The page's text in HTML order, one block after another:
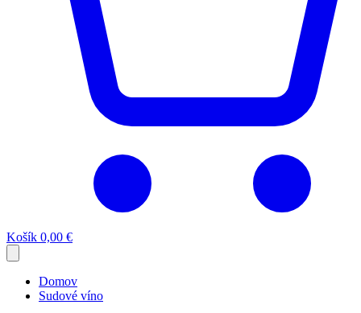
Košík 0,00 €
Domov
Sudové víno